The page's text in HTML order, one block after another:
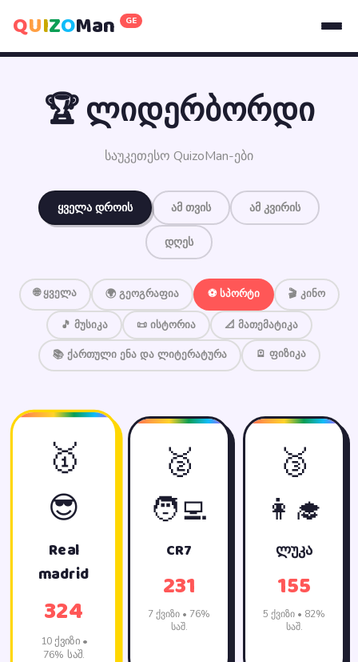
QUIZOMan GE
🏆 ლიდერბორდი
საუკეთესო QuizoMan-ები
ყველა დროის ამ თვის ამ კვირის
დღეს
🌐 ყველა 🌍 გეოგრაფია ⚽ სპორტი 🎬 კინო
🎵 მუსიკა 📜 ისტორია 📐 მათემატიკა
📚 ქართული ენა და ლიტერატურა 🪫 ფიზიკა
🥇
😎
Real
madrid
324
10 ქვიზი •
76% საშ.
🥈
🧑‍💻
CR7
231
7 ქვიზი • 76%
საშ.
🥉
👩‍🎓
ლუკა
155
5 ქვიზი • 82%
საშ.